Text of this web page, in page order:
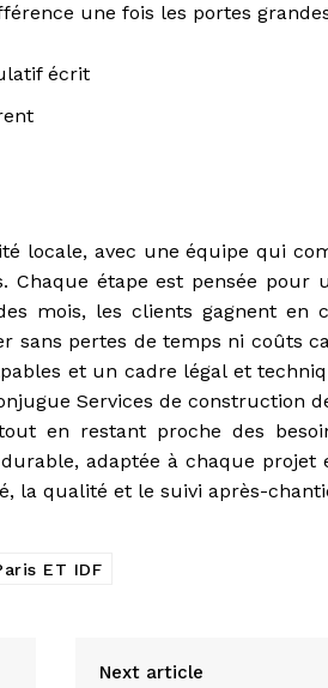
une fois les portes
écrit
locale, avec une équipe qui
Chaque étape est pensée pour
mois, les clients gagnent en
sans pertes de temps ni coûts
et un cadre légal et
Services de construction
en restant proche des
adaptée à chaque projet
la qualité et le suivi après-
ET IDF
Next article